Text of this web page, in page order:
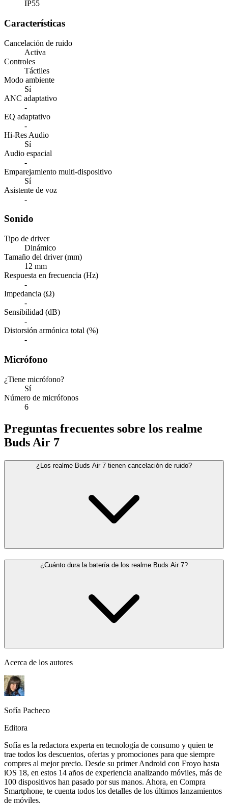
IP55
Características
Cancelación de ruido
Activa
Controles
Táctiles
Modo ambiente
Sí
ANC adaptativo
-
EQ adaptativo
-
Hi-Res Audio
Sí
Audio espacial
-
Emparejamiento multi-dispositivo
Sí
Asistente de voz
-
Sonido
Tipo de driver
Dinámico
Tamaño del driver (mm)
12 mm
Respuesta en frecuencia (Hz)
-
Impedancia (Ω)
-
Sensibilidad (dB)
-
Distorsión armónica total (%)
-
Micrófono
¿Tiene micrófono?
Sí
Número de micrófonos
6
Preguntas frecuentes sobre los realme
Buds Air 7
¿Los realme Buds Air 7 tienen cancelación de ruido?
¿Cuánto dura la batería de los realme Buds Air 7?
Acerca de los autores
Sofía Pacheco
Editora
Sofía es la redactora experta en tecnología de consumo y quien te
trae todos los descuentos, ofertas y promociones para que siempre
compres al mejor precio. Desde su primer Android con Froyo hasta
iOS 18, en estos 14 años de experiencia analizando móviles, más de
100 dispositivos han pasado por sus manos. Ahora, en Compra
Smartphone, te cuenta todos los detalles de los últimos lanzamientos
de móviles.